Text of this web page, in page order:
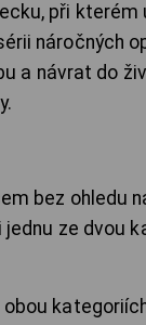
při
náročných
a návrat do
bez ohledu
ze dvou